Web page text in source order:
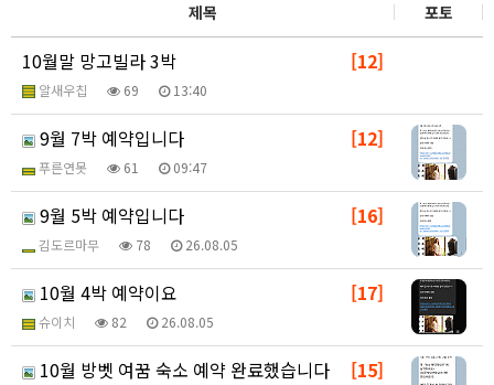
제목 포토
[12]
10월말 망고빌라 3박
알새우칩 69 13:40
[12]
9월 7박 예약입니다
푸른연못 61 09:47
[16]
9월 5박 예약입니다
김도르마무 78 26.08.05
[17]
10월 4박 예약이요
슈이치 82 26.08.05
[15]
10월 방벳 여꿈 숙소 예약 완료했습니다